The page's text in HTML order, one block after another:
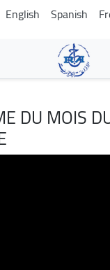
Skip
to
main
content
English Spanish
DU MOIS